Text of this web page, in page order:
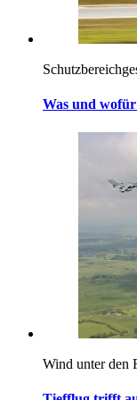
Was und
Wind unter den